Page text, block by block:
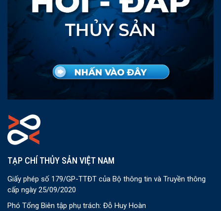
TẠP CHÍ THỦY SẢN VIỆT NAM
Giấy phép số 179/GP-TTĐT của Bộ thông tin và Truyền thông
cấp ngày 25/09/2020
Phó Tổng Biên tập phụ trách: Đỗ Huy Hoàn